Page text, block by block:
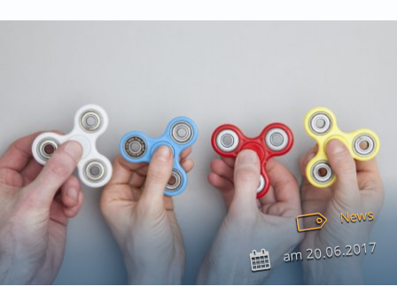
News
am20.06.2017